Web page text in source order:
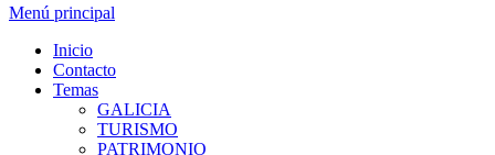
Menú principal
Inicio
Contacto
Temas
GALICIA
TURISMO
PATRIMONIO